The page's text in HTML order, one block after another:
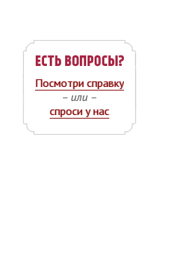
Посмотри справку
– или –
спроси у нас